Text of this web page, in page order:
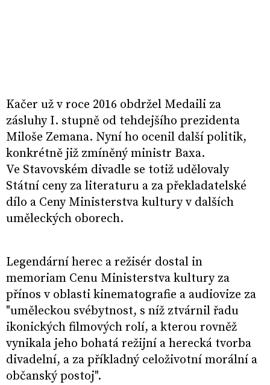
Kačer už v roce 2016 obdržel Medaili za
zásluhy I. stupně od tehdejšího prezidenta
Miloše Zemana. Nyní ho ocenil další politik,
konkrétně již zmíněný ministr Baxa.
Ve Stavovském divadle se totiž udělovaly
Státní ceny za literaturu a za překladatelské
dílo a Ceny Ministerstva kultury v dalších
uměleckých oborech.
Legendární herec a režisér dostal in
memoriam Cenu Ministerstva kultury za
přínos v oblasti kinematografie a audiovize za
"uměleckou svébytnost, s níž ztvárnil řadu
ikonických filmových rolí, a kterou rovněž
vynikala jeho bohatá režijní a herecká tvorba
divadelní, a za příkladný celoživotní morální a
občanský postoj".